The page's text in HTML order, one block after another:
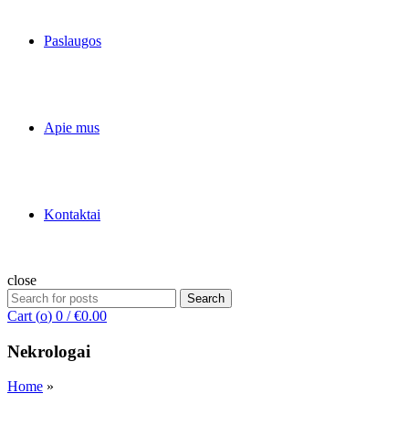
Paslaugos
Apie mus
Kontaktai
close
Search
for:
Search
Cart (o) 0 / €0.00
Nekrologai
Home »